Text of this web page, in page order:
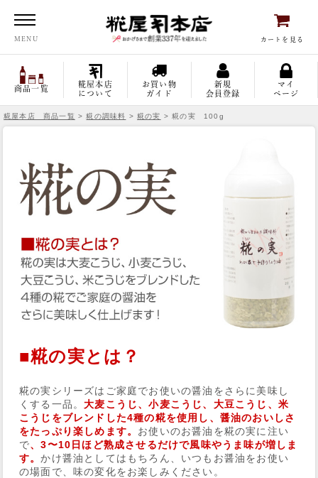
MENU カートを見る
商品一覧
糀屋本店
について
お買い物
ガイド
新規
会員登録
マイ
ページ
糀屋本店 商品一覧 >糀の調味料 >糀の実 > 糀の実 100g
■糀の実とは？
糀の実シリーズはご家庭でお使いの醤油をさらに美味し
くする一品。大麦こうじ、小麦こうじ、大豆こうじ、米
こうじをブレンドした4種の糀を使用し、 醤油のおいしさ
をたっぷり楽しめます。 お使いのお醤油を糀の実に注い
で、3〜10日ほど熟成させるだけで風味やうま味が増しま
す。かけ醤油としてはもちろん、いつもお醤油をお使い
の場面で、味の変化をお楽しみください。